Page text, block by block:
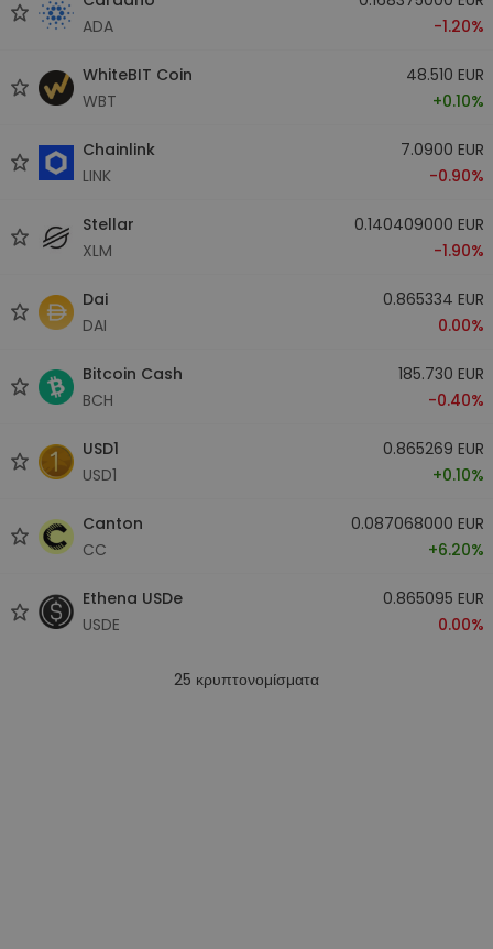
ADA
-1.20%
WhiteBIT Coin
WBT
48.510 EUR
+0.10%
Chainlink
LINK
7.0900 EUR
-0.90%
Stellar
XLM
0.140409000 EUR
-1.90%
Dai
DAI
0.865334 EUR
0.00%
Bitcoin Cash
BCH
185.730 EUR
-0.40%
USD1
USD1
0.865269 EUR
+0.10%
Canton
CC
0.087068000 EUR
+6.20%
Ethena USDe
USDE
0.865095 EUR
0.00%
25 κρυπτονομίσματα